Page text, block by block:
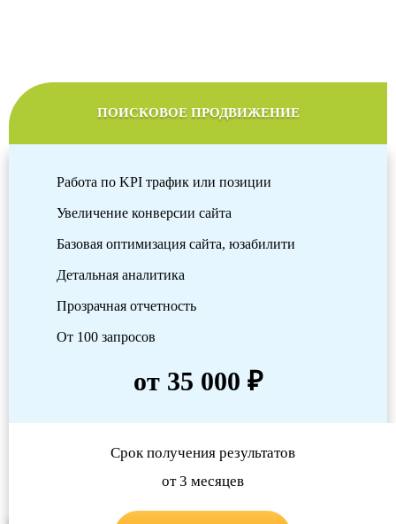
ПОИСКОВОЕ ПРОДВИЖЕНИЕ
Работа по KPI трафик или позиции
Увеличение конверсии сайта
Базовая оптимизация сайта, юзабилити
Детальная аналитика
Прозрачная отчетность
От 100 запросов
от 35 000 ₽
Срок получения результатов
от 3 месяцев